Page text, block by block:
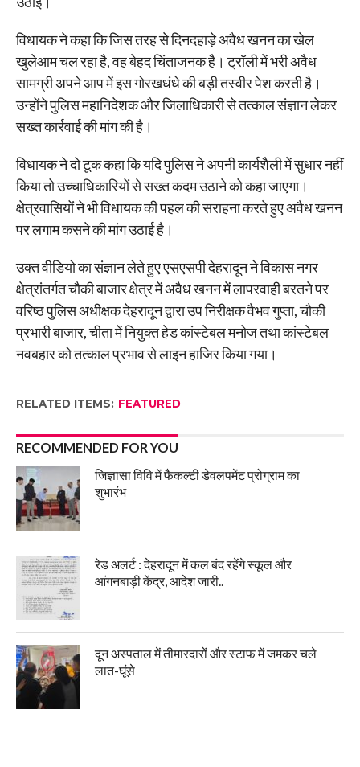
विधायक ने कहा कि जिस तरह से दिनदहाड़े अवैध खनन का खेल
खुलेआम चल रहा है, वह बेहद चिंताजनक है। ट्रॉली में भरी अवैध
सामग्री अपने आप में इस गोरखधंधे की बड़ी तस्वीर पेश करती है।
उन्होंने पुलिस महानिदेशक और जिलाधिकारी से तत्काल संज्ञान लेकर
सख्त कार्रवाई की मांग की है।
विधायक ने दो टूक कहा कि यदि पुलिस ने अपनी कार्यशैली में सुधार नहीं
किया तो उच्चाधिकारियों से सख्त कदम उठाने को कहा जाएगा।
क्षेत्रवासियों ने भी विधायक की पहल की सराहना करते हुए अवैध खनन
पर लगाम कसने की मांग उठाई है।
उक्त वीडियो का संज्ञान लेते हुए एसएसपी देहरादून ने विकास नगर
क्षेत्रांतर्गत चौकी बाजार क्षेत्र में अवैध खनन में लापरवाही बरतने पर
वरिष्ठ पुलिस अधीक्षक देहरादून द्वारा उप निरीक्षक वैभव गुप्ता, चौकी
प्रभारी बाजार, चीता में नियुक्त हेड कांस्टेबल मनोज तथा कांस्टेबल
नवबहार को तत्काल प्रभाव से लाइन हाजिर किया गया।
RELATED ITEMS: FEATURED
RECOMMENDED FOR YOU
जिज्ञासा विवि में फैकल्टी डेवलपमेंट प्रोग्राम का
शुभारंभ
रेड अलर्ट : देहरादून में कल बंद रहेंगे स्कूल और
आंगनबाड़ी केंद्र, आदेश जारी..
दून अस्पताल में तीमारदारों और स्टाफ में जमकर चले
लात-घूंसे